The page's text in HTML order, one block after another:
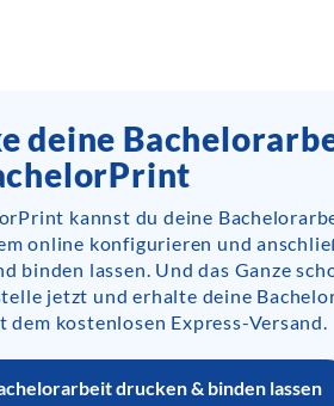
deine
kannst du deine
online konfigurieren und
binden lassen. Und das Ganze
jetzt und erhalte deine
dem kostenlosen Express-Versand.
drucken & binden lassen